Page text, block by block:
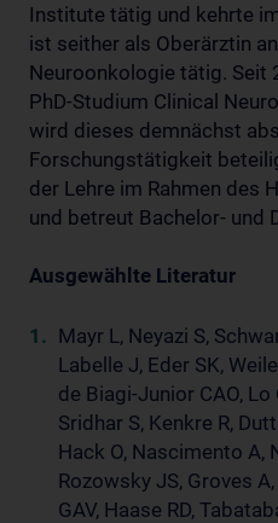
Institute tätig und kehrte
ist seither als Oberärztin
Neuroonkologie tätig. Seit
PhD-Studium Clinical
wird dieses demnächst
Forschungstätigkeit
der Lehre im Rahmen des
und betreut Bachelor- und
Ausgewählte Literatur
Mayr L, Neyazi S,
Labelle J, Eder SK,
de Biagi-Junior CAO, Lo
Sridhar S, Kenkre R,
Hack O, Nascimento A,
Rozowsky JS, Groves
GAV, Haase RD,